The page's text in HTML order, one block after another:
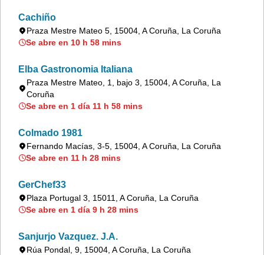
Cachiño
Praza Mestre Mateo 5, 15004, A Coruña, La Coruña
Se abre en 10 h 58 mins
Elba Gastronomia Italiana
Praza Mestre Mateo, 1, bajo 3, 15004, A Coruña, La
Coruña
Se abre en 1 día 11 h 58 mins
Colmado 1981
Fernando Macías, 3-5, 15004, A Coruña, La Coruña
Se abre en 11 h 28 mins
GerChef33
Plaza Portugal 3, 15011, A Coruña, La Coruña
Se abre en 1 día 9 h 28 mins
Sanjurjo Vazquez. J.A.
Rúa Pondal, 9, 15004, A Coruña, La Coruña